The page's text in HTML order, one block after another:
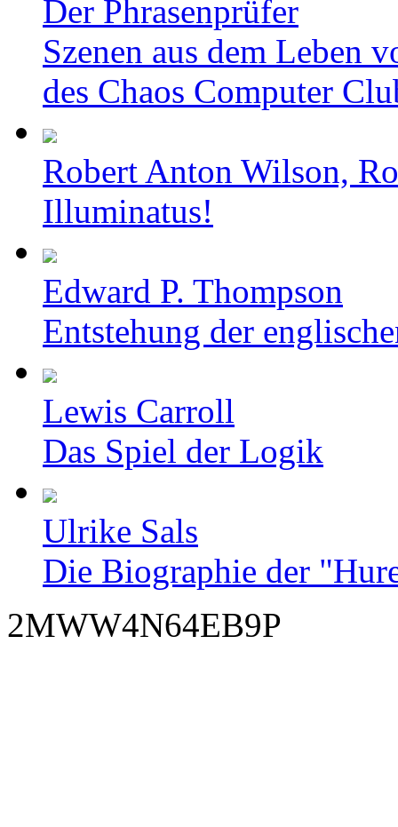
Der Phrasenprüfer
Szenen aus dem Leben
des Chaos Computer
Robert Anton Wilson,
Illuminatus!
Edward P. Thompson
Entstehung der
Lewis Carroll
Das Spiel der Logik
Ulrike Sals
Die Biographie der
2MWW4N64EB9P